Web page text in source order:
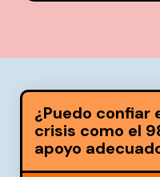
¿Puedo confiar
crisis como el
apoyo